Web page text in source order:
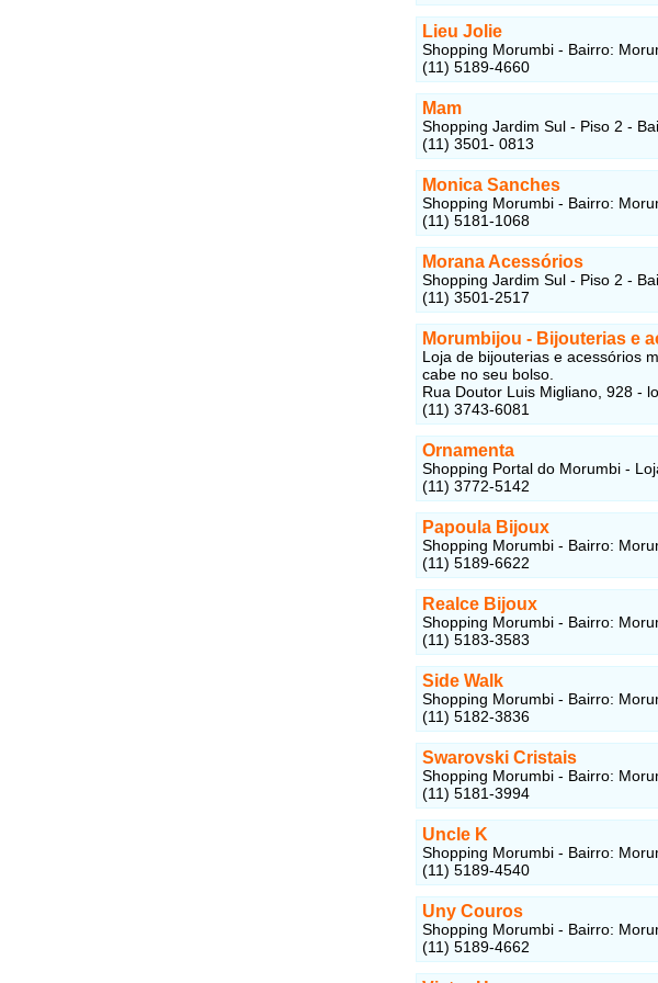
Lieu Jolie
Shopping Morumbi - Bairro:
(11) 5189-4660
Mam
Shopping Jardim Sul - Piso 2 -
(11) 3501- 0813
Monica Sanches
Shopping Morumbi - Bairro:
(11) 5181-1068
Morana Acessórios
Shopping Jardim Sul - Piso 2 -
(11) 3501-2517
Morumbijou - Bijouterias e
Loja de bijouterias e acessórios
cabe no seu bolso.
Rua Doutor Luis Migliano, 928 -
(11) 3743-6081
Ornamenta
Shopping Portal do Morumbi -
(11) 3772-5142
Papoula Bijoux
Shopping Morumbi - Bairro:
(11) 5189-6622
Realce Bijoux
Shopping Morumbi - Bairro:
(11) 5183-3583
Side Walk
Shopping Morumbi - Bairro:
(11) 5182-3836
Swarovski Cristais
Shopping Morumbi - Bairro:
(11) 5181-3994
Uncle K
Shopping Morumbi - Bairro:
(11) 5189-4540
Uny Couros
Shopping Morumbi - Bairro:
(11) 5189-4662